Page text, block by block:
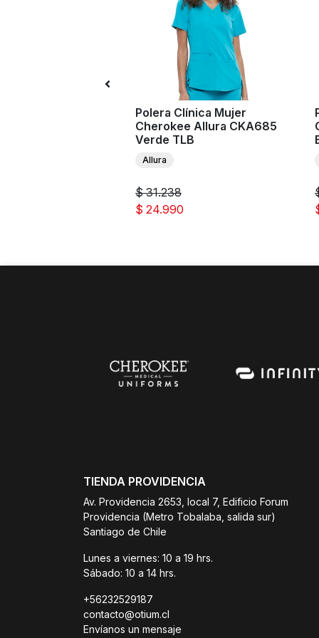
Polera Clínica Mujer
Cherokee Allura CKA685
Verde TLB
Allura
$ 31.238
$ 24.990
TIENDA PROVIDENCIA
Av. Providencia 2653, local 7, Edificio Forum
Providencia (Metro Tobalaba, salida sur)
Santiago de Chile
Lunes a viernes: 10 a 19 hrs.
Sábado: 10 a 14 hrs.
+56232529187
contacto@otium.cl
Envíanos un mensaje